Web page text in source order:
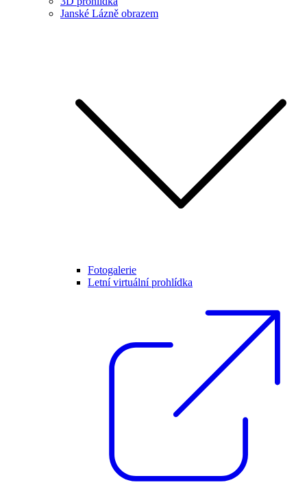
Janské Lázně obrazem
Fotogalerie
Letní virtuální prohlídka